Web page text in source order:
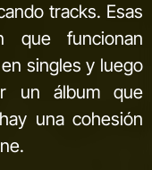
tracks. Esas
que funcionan
singles y luego
un álbum que
una cohesión